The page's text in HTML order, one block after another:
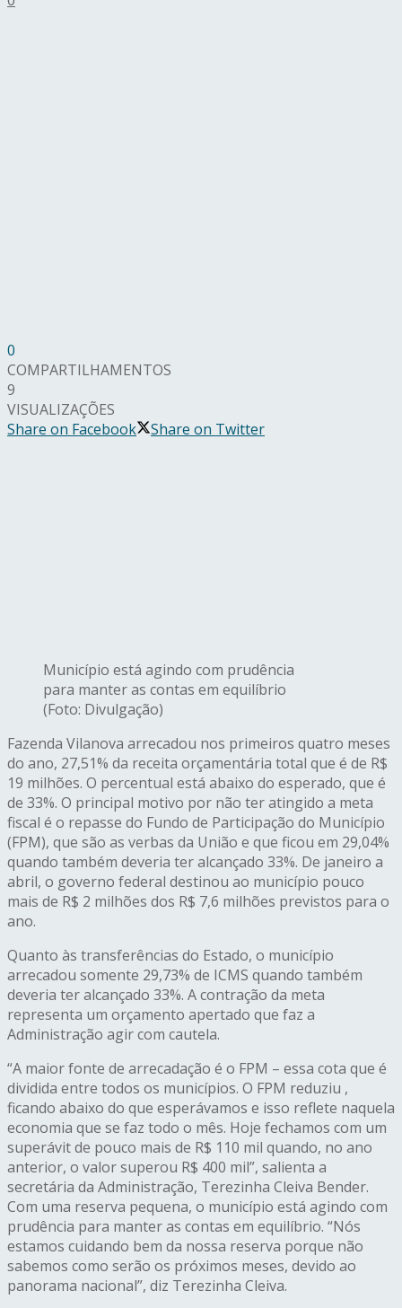
0
COMPARTILHAMENTOS
9
VISUALIZAÇÕES
Share on Facebook
Share on Twitter
Município está agindo com prudência
para manter as contas em equilíbrio
(Foto: Divulgação)
Fazenda Vilanova arrecadou nos primeiros quatro meses
do ano, 27,51% da receita orçamentária total que é de R$
19 milhões. O percentual está abaixo do esperado, que é
de 33%. O principal motivo por não ter atingido a meta
fiscal é o repasse do Fundo de Participação do Município
(FPM), que são as verbas da União e que ficou em 29,04%
quando também deveria ter alcançado 33%. De janeiro a
abril, o governo federal destinou ao município pouco
mais de R$ 2 milhões dos R$ 7,6 milhões previstos para o
ano.
Quanto às transferências do Estado, o município
arrecadou somente 29,73% de ICMS quando também
deveria ter alcançado 33%. A contração da meta
representa um orçamento apertado que faz a
Administração agir com cautela.
“A maior fonte de arrecadação é o FPM – essa cota que é
dividida entre todos os municípios. O FPM reduziu ,
ficando abaixo do que esperávamos e isso reflete naquela
economia que se faz todo o mês. Hoje fechamos com um
superávit de pouco mais de R$ 110 mil quando, no ano
anterior, o valor superou R$ 400 mil”, salienta a
secretária da Administração, Terezinha Cleiva Bender.
Com uma reserva pequena, o município está agindo com
prudência para manter as contas em equilíbrio. “Nós
estamos cuidando bem da nossa reserva porque não
sabemos como serão os próximos meses, devido ao
panorama nacional”, diz Terezinha Cleiva.